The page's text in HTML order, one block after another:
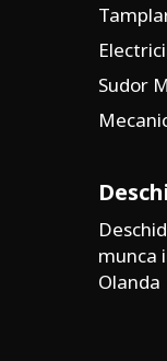
Sudor
munca
Olanda